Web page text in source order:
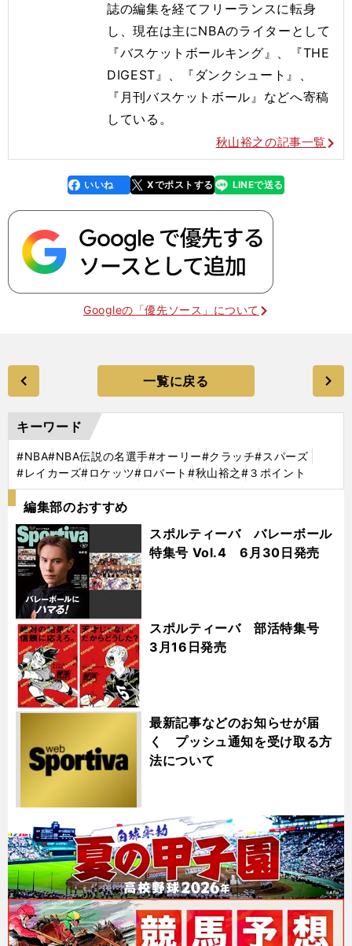
誌の編集を経てフリーランスに転身
し、現在は主にNBAのライターとして
『バスケットボールキング』、『THE
DIGEST』、『ダンクシュート』、
『月刊バスケットボール』などへ寄稿
している。
秋山裕之の記事一覧
faceboo
k
いいね Xでポストする
line LINEで送る
Googleの「優先ソース」について
一覧に戻る
キーワード
#NBA#NBA伝説の名選手#オーリー#クラッチ#スパーズ
#レイカーズ#ロケッツ#ロバート #秋山裕之#３ポイント
編集部のおすすめ
スポルティーバ バレーボール
特集号 Vol.4 6月30日発売
スポルティーバ 部活特集号
3月16日発売
最新記事などのお知らせが届
く プッシュ通知を受け取る方
法について